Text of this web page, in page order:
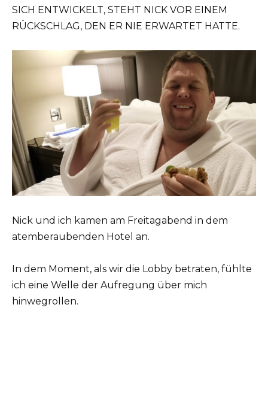
SICH ENTWICKELT, STEHT NICK VOR EINEM
RÜCKSCHLAG, DEN ER NIE ERWARTET HATTE.
Nick und ich kamen am Freitagabend in dem
atemberaubenden Hotel an.
In dem Moment, als wir die Lobby betraten, fühlte
ich eine Welle der Aufregung über mich
hinwegrollen.